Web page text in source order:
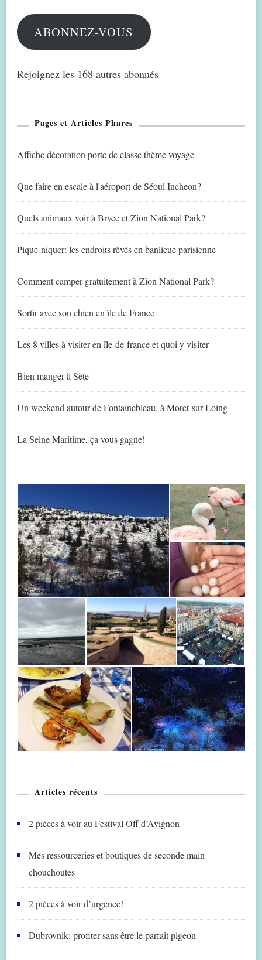
mail
ABONNEZ-VOUS
Rejoignez les 168 autres abonnés
Pages et Articles Phares
Affiche décoration porte de classe thème voyage
Que faire en escale à l'aéroport de Séoul Incheon?
Quels animaux voir à Bryce et Zion National Park?
Pique-niquer: les endroits rêvés en banlieue parisienne
Comment camper gratuitement à Zion National Park?
Sortir avec son chien en île de France
Les 8 villes à visiter en île-de-france et quoi y visiter
Bien manger à Sète
Un weekend autour de Fontainebleau, à Moret-sur-Loing
La Seine Maritime, ça vous gagne!
Articles récents
2 pièces à voir au Festival Off d’Avignon
Mes ressourceries et boutiques de seconde main
chouchoutes
2 pièces à voir d’urgence!
Dubrovnik: profiter sans être le parfait pigeon